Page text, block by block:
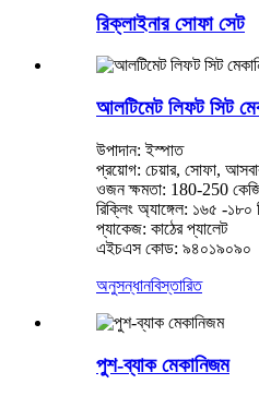
রিক্লাইনার সোফা সেট
আলটিমেট লিফট সিট
উপাদান: ইস্পাত
প্রয়োগ: চেয়ার, সোফা,
ওজন ক্ষমতা: 180-250
রিক্লিং অ্যাঙ্গেল: ১৬৫ -১৮০
প্যাকেজ: কাঠের প্যালেট
এইচএস কোড: ৯৪০১৯০৯০
অনুসন্ধানবিস্তারিত
পুশ-ব্যাক মেকানিজম